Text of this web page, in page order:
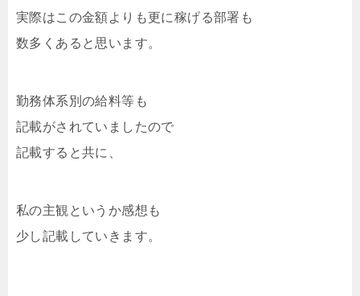
実際はこの金額よりも更に稼げる部署も
数多くあると思います。
勤務体系別の給料等も
記載がされていましたので
記載すると共に、
私の主観というか感想も
少し記載していきます。